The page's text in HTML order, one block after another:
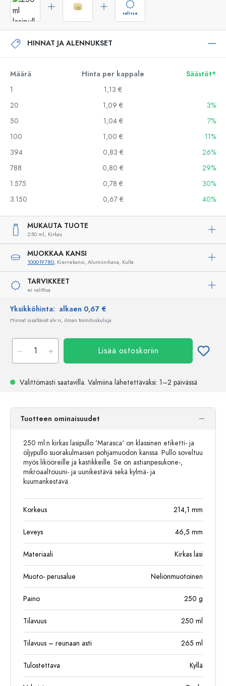
valitse
HINNAT JA ALENNUKSET
Määrä Hinta per kappale
Säästöt*
1
1,13 €
20
1,09 €
3%
50
1,04 €
7%
100
1,00 €
11%
394
0,83 €
26%
788
0,80 €
29%
1.575
0,78 €
30%
3.150
0,67 € 40%
MUKAUTA TUOTE
250 ml, Kirkas
MUOKKAA KANSI
100019780, Kierrekansi, Alumiinihana, Kulta
TARVIKKEET
ei valittua
Yksikköhinta: alkaen 0,67 €
Hinnat sisältävät alv:n, ilman toimituskuluja
Lisää ostoskoriin
Välittömästi saatavilla. Valmiina lähetettäväksi: 1–2 päivässä
Tuotteen ominaisuudet
250 ml:n kirkas lasipullo 'Marasca' on klassinen etiketti- ja
öljypullo suorakulmaisen pohjamuodon kanssa. Pullo soveltuu
myös likööreille ja kastikkeille. Se on astianpesukone-,
mikroaaltouuni- ja uunikestävä sekä kylmä- ja
kuumankestävä.
Korkeus 214,1 mm
Leveys 46,5 mm
Materiaali Kirkas lasi
Muoto- perusalue Neliönmuotoinen
Paino 250 g
Tilavuus 250 ml
Tilavuus – reunaan asti 265 ml
Tulostettava Kyllä